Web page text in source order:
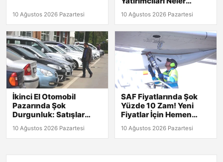
10 Ağustos 2026 Pazartesi 10 Ağustos 2026 Pazartesi
İkinci El Otomobil
Pazarında Şok
Durgunluk: Satışlar
10 Ağustos 2026 Pazartesi
SAF Fiyatlarında Şok
Yüzde 10 Zam! Yeni
Fiyatlar İçin Hemen
10 Ağustos 2026 Pazartesi